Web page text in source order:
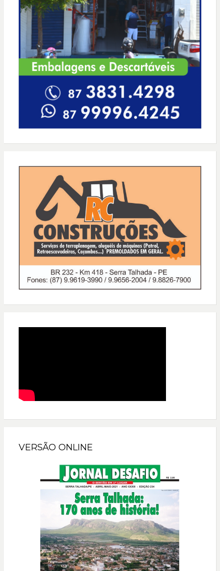
VERSÃO ONLINE